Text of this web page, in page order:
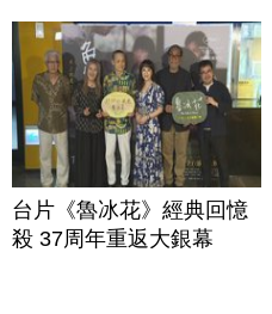
台片《魯冰花》經典回憶
殺 37周年重返大銀幕